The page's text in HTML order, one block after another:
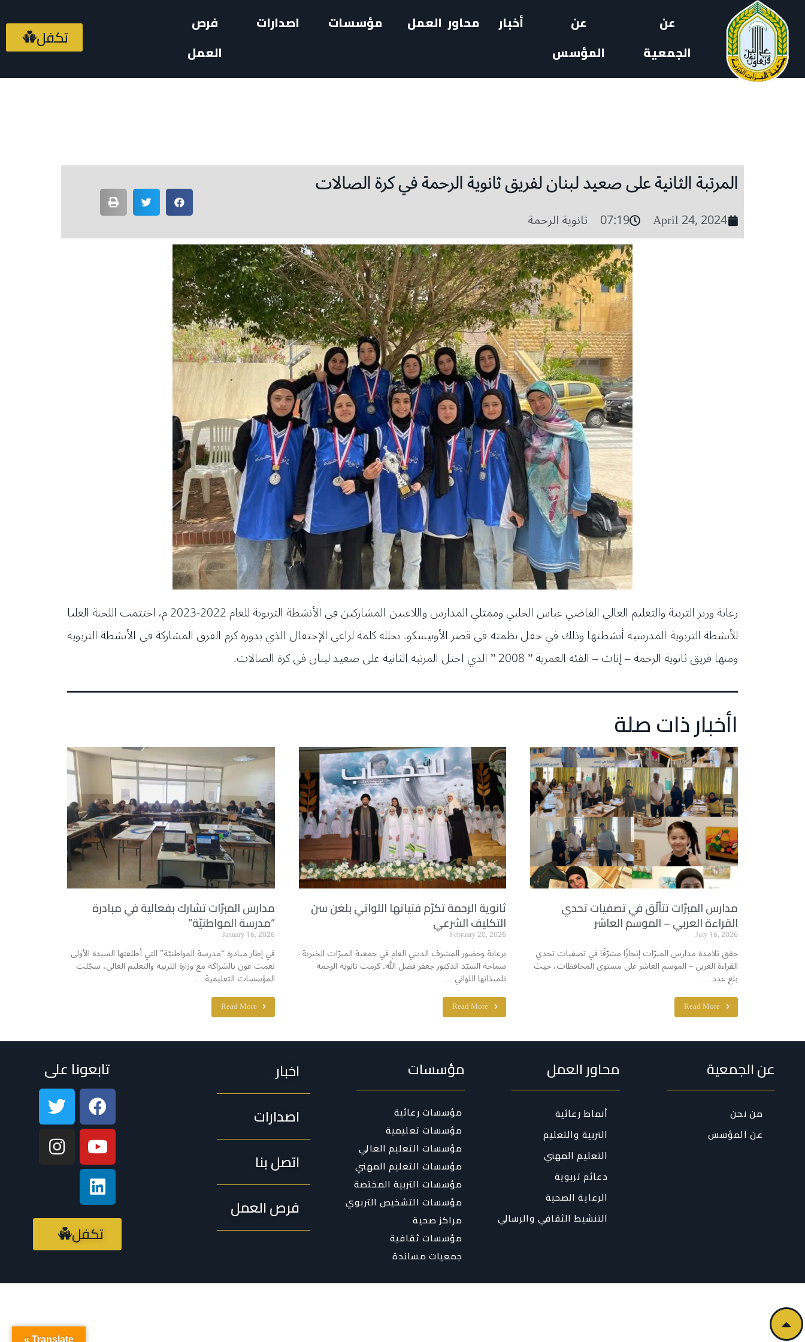
عن
الجمعية
عن
المؤسس
أخبار محاور العمل مؤسسات اصدارات
فرص
العمل
تكفل
المرتبة الثانية على صعيد لبنان لفريق ثانوية الرحمة في كرة الصالات
April 24, 2024
07:19 ثانوية الرحمة
رعاية وزير التربية والتعليم العالي القاضي عباس الحلبي وممثلي المدارس واللاعبين المشاركين في الأنشطة التربوية للعام 2022-2023 م، اختتمت اللجنة العليا
للأنشطة التربوية المدرسية أنشطتها وذلك في حفل نظمته في قصر الأونيسكو. تخلله كلمة لراعي الإحتفال الذي بدوره كرم الفرق المشاركة في الأنشطة التربوية
ومنها فريق ثانوية الرحمة – إناث – الفئة العمرية ” 2008 ” الذي احتل المرتبة الثانية على صعيد لبنان في كرة الصالات.
اأخبار ذات صلة
مدارس المبرّات تتألّق في تصفيات تحدي
القراءة العربي – الموسم العاشر
July 16, 2026
حقق تلامذة مدارس المبرّات إنجازًا مشرّفًا في تصفيات تحدي
القراءة العربي – الموسم العاشر على مستوى المحافظات، حيث
بلغ عدد …
Read More
ثانوية الرحمة تكرّم فتياتها اللواتي بلغن سن
التكليف الشرعي
February 20, 2026
برعاية وحضور المشرف الديني العام في جمعية المبرّات الخيرية
سماحة السيّد الدكتور جعفر فضل الله. كرمت ثانوية الرحمة
تلميذاتها اللواتي …
Read More
مدارس المبرّات تشارك بفعالية في مبادرة
“مدرسة المواطنيّة”
January 16, 2026
في إطار مبادرة “مدرسة المواطنيّة” التي أطلقتها السيدة الأولى
نعمت عون بالشراكة مع وزارة التربية والتعليم العالي، سجّلت
المؤسسات التعليمية …
Read More
عن الجمعية
من نحن
عن المؤسس
محاور العمل
أنماط رعائية
التربية والتعليم
التعليم المهني
دعائم تربوية
الرعاية الصحية
التنشيط الثقافي والرسالي
مؤسسات
مؤسسات رعائية
مؤسسات تعليمية
مؤسسات التعليم العالي
مؤسسات التعليم المهني
مؤسسات التربية المختصة
مؤسسات التشخيص التربوي
مراكز صحية
مؤسسات ثقافية
جمعيات مساندة
اخبار
اصدارات
اتصل بنا
فرص العمل
تابعونا على
تكفل
Translate »